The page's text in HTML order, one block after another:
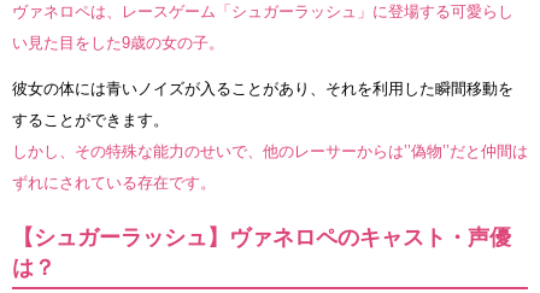
ヴァネロペは、レースゲーム「シュガーラッシュ」に登場する可愛らし
い見た目をした9歳の女の子。
彼女の体には青いノイズが入ることがあり、それを利用した瞬間移動を
することができます。
しかし、その特殊な能力のせいで、他のレーサーからは’’偽物’’だと仲間は
ずれにされている存在です。
【シュガーラッシュ】ヴァネロペのキャスト・声優
は？